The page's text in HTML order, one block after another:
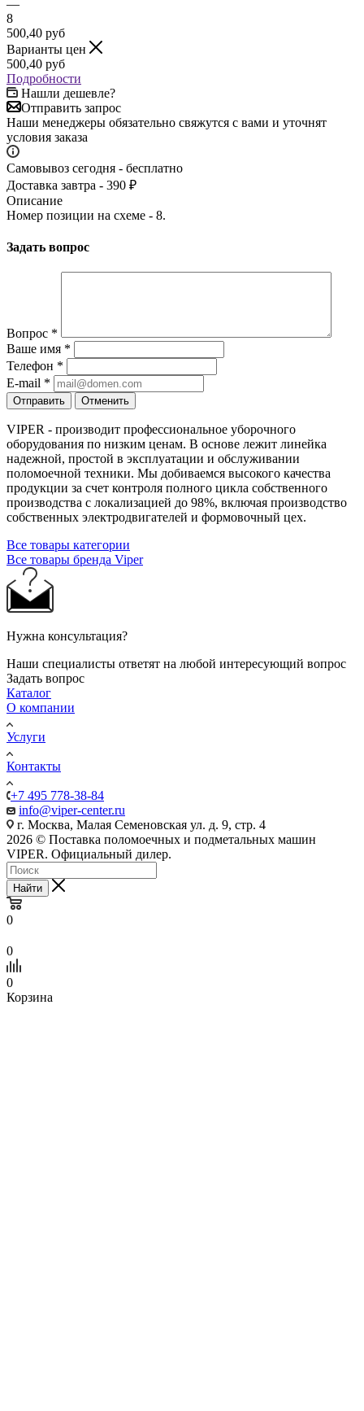
—
8
500,40 руб
Варианты цен
500,40 руб
Подробности
Нашли дешевле?
Отправить запрос
Наши менеджеры обязательно свяжутся с вами и уточнят
условия заказа
Самовывоз сегодня - бесплатно
Доставка завтра - 390 ₽
Описание
Номер позиции на схеме - 8.
Задать вопрос
Вопрос *
Ваше имя *
Телефон *
E-mail *
Отправить Отменить
VIPER - производит профессиональное уборочного
оборудования по низким ценам. В основе лежит линейка
надежной, простой в эксплуатации и обслуживании
поломоечной техники. Мы добиваемся высокого качества
продукции за счет контроля полного цикла собственного
производства с локализацией до 98%, включая производство
собственных электродвигателей и формовочный цех.
Все товары категории
Все товары бренда Viper
Нужна консультация?
Наши специалисты ответят на любой интересующий вопрос
Задать вопрос
Каталог
О компании
Услуги
Контакты
+7 495 778-38-84
info@viper-center.ru
г. Москва, Малая Семеновская ул. д. 9, стр. 4
2026 © Поставка поломоечных и подметальных машин
VIPER. Официальный дилер.
Найти
0
0
0
Корзина